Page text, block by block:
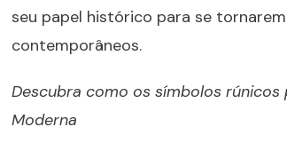
seu papel histórico para se
contemporâneos.
Descubra como os símbolos
Moderna